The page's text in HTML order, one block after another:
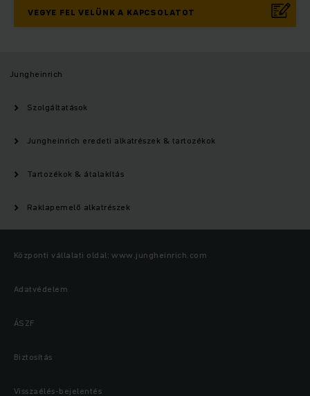
VEGYE FEL VELÜNK A KAPCSOLATOT
Jungheinrich
Szolgáltatások
Jungheinrich eredeti alkatrészek & tartozékok
Tartozékok & átalakítás
Raklapemelő alkatrészek
Központi vállalati oldal: www.jungheinrich.com
Adatvédelem
ÁSZF
Biztosítás
Visszaélés-bejelentés